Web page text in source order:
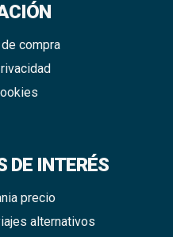
compra
DE INTERÉS
precio
alternativos